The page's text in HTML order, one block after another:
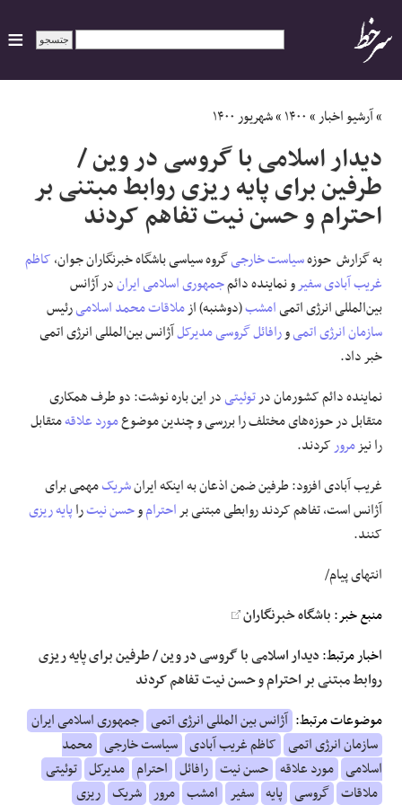
ایران
سیاسی
اقتصاد
ورزشی
جهان
اجتماعی
حوادث
علوم و فن آوری
فرهنگی و هنری
مقالات
»آرشیو اخبار»۱۴۰۰»شهریور ۱۴۰۰
دیدار اسلامی با گروسی در وین /
طرفین برای پایه ریزی روابط مبتنی بر
احترام و حسن نیت تفاهم کردند
به گزارشحوزهسیاست خارجیگروه سیاسی باشگاه خبرنگاران جوان،کاظم
غریب آبادیسفیرو نماینده دائمجمهوری اسلامی ایراندر آژانس
بین‌المللی انرژی اتمیامشب(دوشنبه) ازملاقاتمحمد اسلامیرئیس
سازمان انرژی اتمیورافائلگروسیمدیرکلآژانس بین‌المللی انرژی اتمی
خبر داد.
نماینده دائم کشورمان درتوئیتیدر این باره نوشت: دو طرف همکاری
متقابل در حوزه‌های مختلف را بررسی و چندین موضوعمورد علاقهمتقابل
را نیزمرورکردند.
غریب آبادی افزود: طرفین ضمن اذعان به اینکه ایرانشریکمهمی برای
آژانس است، تفاهم کردند روابطی مبتنی براحتراموحسن نیتراپایهریزی
کنند.
انتهای پیام/
منبع خبر:باشگاه خبرنگاران
اخبار مرتبط:دیدار اسلامی با گروسی در وین / طرفین برای پایه ریزی
روابط مبتنی بر احترام و حسن نیت تفاهم کردند
موضوعات مرتبط: آژانس بین المللی انرژی اتمی جمهوری اسلامی ایران
سازمان انرژی اتمی کاظم غریب آبادی سیاست خارجی محمد
اسلامی مورد علاقه حسن نیت رافائل احترام مدیرکل توئیتی
ملاقات گروسی پایه سفیر امشب مرور شریک ریزی